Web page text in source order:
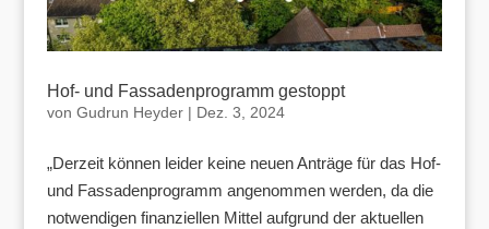
Hof- und Fassadenprogramm gestoppt
von Gudrun Heyder| Dez. 3, 2024
„Derzeit können leider keine neuen Anträge für das Hof-
und Fassadenprogramm angenommen werden, da die
notwendigen finanziellen Mittel aufgrund der aktuellen